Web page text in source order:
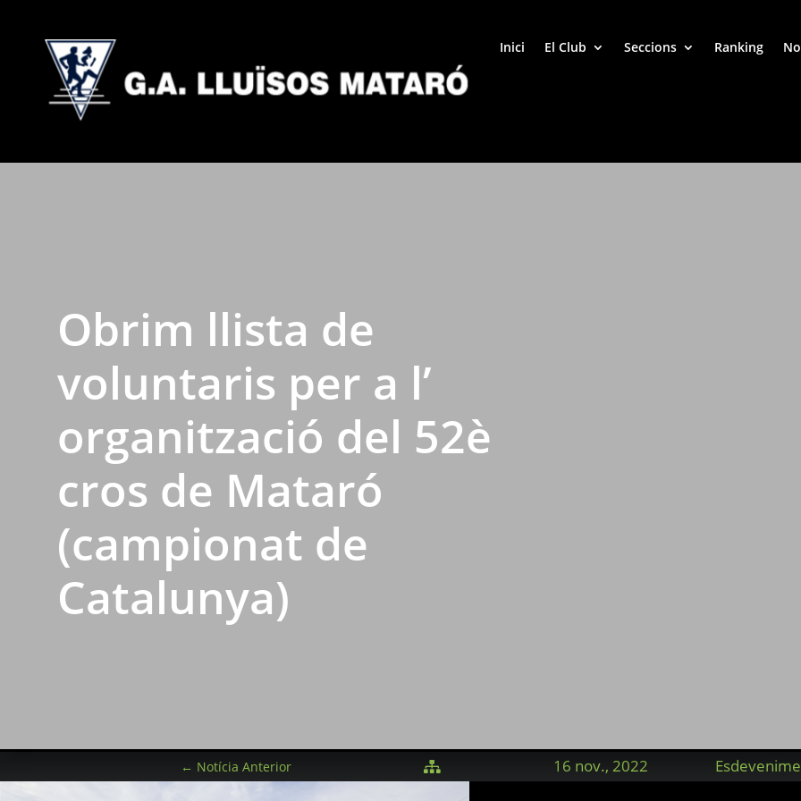
Inici El Club Seccions Ranking
Obrim llista de
voluntaris per a l’
organització del 52è
cros de Mataró
(campionat de
Catalunya)
← Notícia Anterior  16 nov., 2022